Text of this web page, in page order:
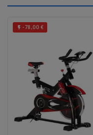
 -78,00 €